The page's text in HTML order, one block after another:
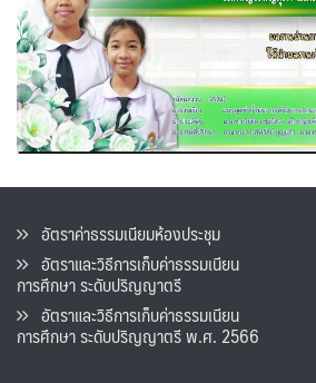
อัตราค่าธรรมเนียมห้องประชุม
อัตราและวิธีการเก็บค่าธรรมเนียน
การศึกษา ระดับปริญญาตรี
อัตราและวิธีการเก็บค่าธรรมเนียน
การศึกษา ระดับปริญญาตรี พ.ศ. 2566